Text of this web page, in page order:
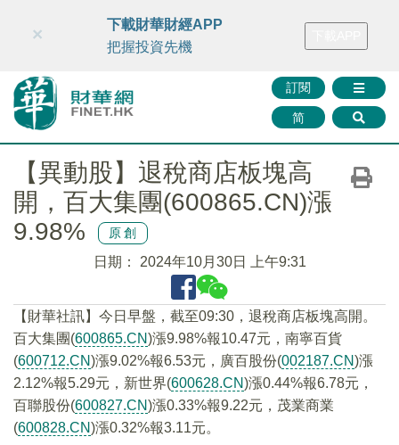
財華智庫網 FINTV FINMETA 財華證券 媒體矩陣
訂閱
简
×
下載財華財經APP
把握投資先機
【異動股】退稅商店板塊高
開，百大集團(600865.CN)漲
9.98%
原創
日期： 2024年10月30日 上午9:31
【財華社訊】今日早盤，截至09:30，退稅商店板塊高開。
百大集團(600865.CN)漲9.98%報10.47元，南寧百貨
(600712.CN)漲9.02%報6.53元，廣百股份(002187.CN)漲
2.12%報5.29元，新世界(600628.CN)漲0.44%報6.78元，
百聯股份(600827.CN)漲0.33%報9.22元，茂業商業
(600828.CN)漲0.32%報3.11元。